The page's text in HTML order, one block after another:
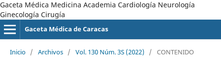
Gaceta Médica Medicina Academia Cardiología Neurología
Ginecología Cirugía
Gaceta Médica de Caracas
Inicio / Archivos / Vol. 130 Núm. 3S (2022) / CONTENIDO